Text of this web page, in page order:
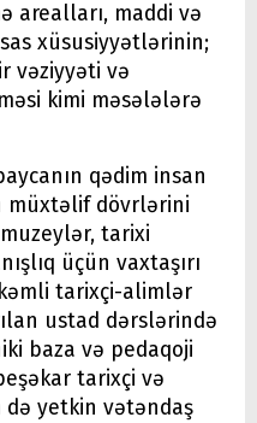
arealları, maddi və
xüsusiyyətlərinin;
vəziyyəti və
kimi məsələlərə
qədim insan
müxtəlif dövrlərini
tarixi
üçün vaxtaşırı
tarixçi-alimlər
ustad dərslərində
baza və pedaqoji
tarixçi və
də yetkin vətəndaş